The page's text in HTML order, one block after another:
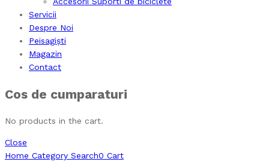
Servicii
Despre Noi
Peisagiști
Magazin
Contact
Cos de cumparaturi
No products in the cart.
Close
Home Category Search0 Cart